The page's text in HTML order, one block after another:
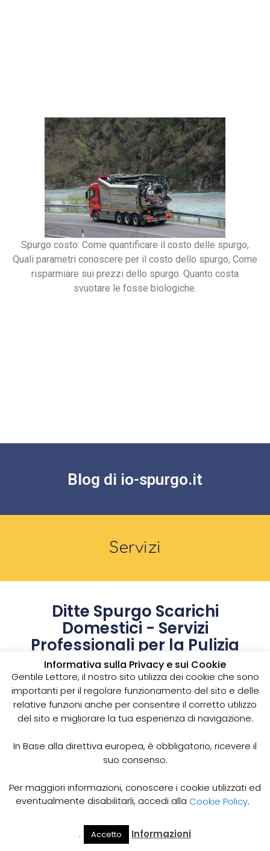
Spurgo costo: Come quantificare il costo delle spurgo,
Quali parametri conoscere per il costo dello spurgo, Come
risparmiare sui prezzi dello spurgo. Quanto costa
svuotare le fosse biologiche.
Blog di io-spurgo.it
Servizi
Ditte Spurgo Scarichi
Domestici - Servizi
Professionali per la Pulizia
degli Scarichi
Hai bisogno di una ditta specializzata per lo spurgo
degli scarichi domestici? Affidati alla nostra
esperienza pluriennale per la pulizia degli impianti di
scarico con servizi professionali a prezzi
competitivi. Contattaci ora!
Servizio Spurgo Scarichi
Rimozione Tappi e Intasamenti degli Scarichi
Se sei alla ricerca di una ditta specializzata nella
pulizia degli scarichi domestici, sei nel posto giusto.
Cerca Il Mio
Informativa sulla Privacy e sui Cookie
Gentile Lettore, il nostro sito utilizza dei cookie che sono
importanti per il regolare funzionamento del sito e delle
relative funzioni anche per consentire il corretto utilizzo
del sito e migliorare la tua esperienza di navigazione.
In Base alla direttiva europea, è obbligatorio, ricevere il
suo consenso.
Per maggiori informazioni, conoscere i cookie utilizzati ed
eventualmente disabilitarli, accedi alla Cookie Policy.
. Accetto Informazioni